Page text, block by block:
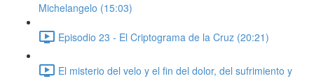
Michelangelo (15:03)
Episodio 23 - El Criptograma de la Cruz (20:21)
El misterio del velo y el fin del dolor, del sufrimiento y